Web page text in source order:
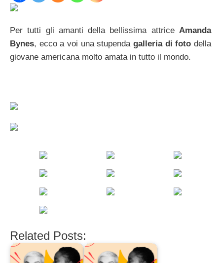
Per tutti gli amanti della bellissima attrice Amanda
Bynes, ecco a voi una stupenda galleria di foto della
giovane americana molto amata in tutto il mondo.
Related Posts: